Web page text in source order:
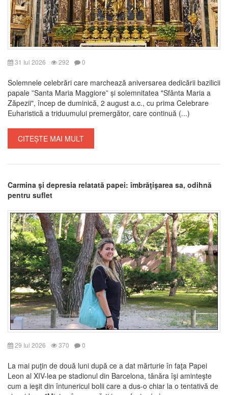
31 Iul 2026 292 0
Solemnele celebrări care marchează aniversarea dedicării bazilicii
papale ”Santa Maria Maggiore” și solemnitatea "Sfânta Maria a
Zăpezii", încep de duminică, 2 august a.c., cu prima Celebrare
Euharistică a triduumului premergător, care continuă (...)
CITEȘTE MAI MULT
Carmina şi depresia relatată papei: îmbrăţişarea sa, odihnă
pentru suflet
29 Iul 2026 370 0
La mai puţin de două luni după ce a dat mărturie în faţa Papei
Leon al XIV-lea pe stadionul din Barcelona, tânăra îşi aminteşte
cum a ieşit din întunericul bolii care a dus-o chiar la o tentativă de